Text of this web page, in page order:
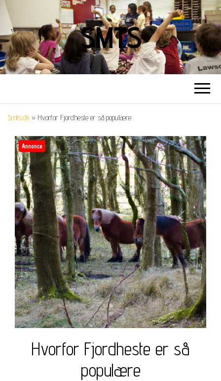
SMTS
Smts.dk » Hvorfor Fjordheste er så populære
Annonce
Hvorfor Fjordheste er så
populære